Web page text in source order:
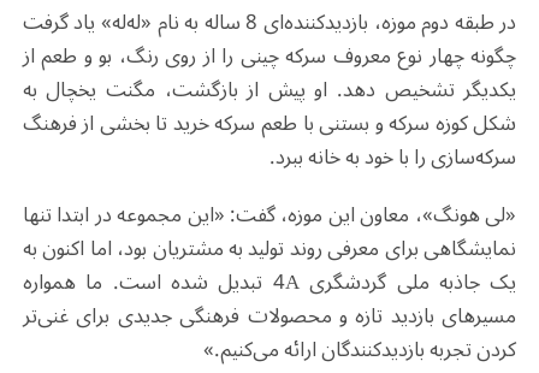
در طبقه دوم موزه، بازدیدکننده‌ای 8 ساله به نام «له‌له» یاد گرفت
چگونه چهار نوع معروف سرکه چینی را از روی رنگ، بو و طعم از
یکدیگر تشخیص دهد. او پیش از بازگشت، مگنت یخچال به
شکل کوزه سرکه و بستنی با طعم سرکه خرید تا بخشی از فرهنگ
سرکه‌سازی را با خود به خانه ببرد.
«لی هونگ»، معاون این موزه، گفت: «این مجموعه در ابتدا تنها
نمایشگاهی برای معرفی روند تولید به مشتریان بود، اما اکنون به
یک جاذبه ملی گردشگری 4A تبدیل شده است. ما همواره
مسیرهای بازدید تازه و محصولات فرهنگی جدیدی برای غنی‌تر
کردن تجربه بازدیدکنندگان ارائه می‌کنیم.»